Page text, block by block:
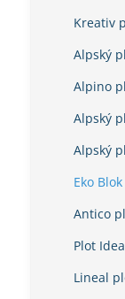
Kreativ
Alpský
Alpino
Alpský
Alpský
Eko Blok
Antico
Plot
Lineal